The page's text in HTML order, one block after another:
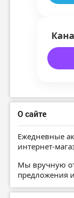
О сайте
Ежедневные
интернет-
Мы вручную
предложения